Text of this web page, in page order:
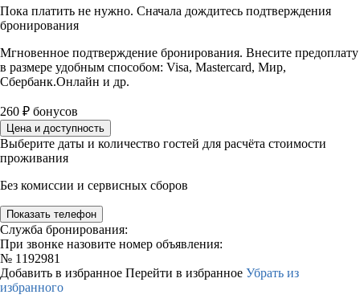
Пока платить не нужно. Сначала дождитесь подтверждения
бронирования
Мгновенное подтверждение бронирования. Внесите предоплату
в размере удобным способом: Visa, Mastercard, Мир,
Сбербанк.Онлайн и др.
260 ₽ бонусов
Цена и доступность
Выберите даты и количество гостей для расчёта стоимости
проживания
Без комиссии и сервисных сборов
Показать телефон
Служба бронирования:
При звонке назовите номер объявления:
№ 1192981
Добавить в избранное Перейти в избранное Убрать из
избранного